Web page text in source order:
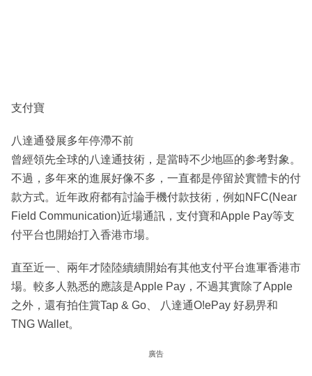
支付寶
八達通發展多年停滯不前
曾經領先全球的八達通技術，是當時不少地區的参考對象。
不過，多年來的進展好像不多，一直都是停留於實體卡的付
款方式。近年政府都有討論手機付款技術，例如NFC(Near
Field Communication)近場通訊，支付寶和Apple Pay等支
付平台也開始打入香港市場。
直至近一、兩年才陸陸續續開始有其他支付平台進軍香港市
場。較多人熟悉的應該是Apple Pay，不過其實除了Apple
之外，還有拍住賞Tap & Go、 八達通O!ePay 好易畀和
TNG Wallet。
廣告